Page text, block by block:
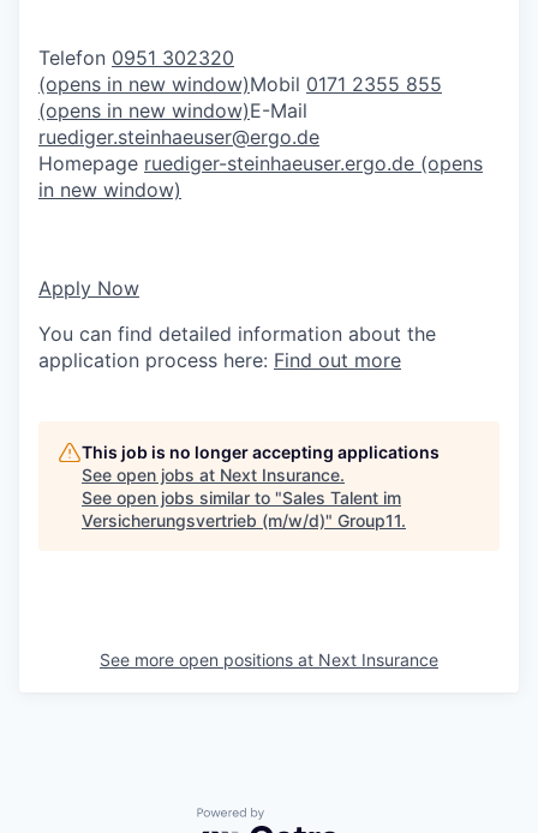
Telefon 0951 302320
(opens in new window)Mobil 0171 2355 855
(opens in new window)E-Mail
ruediger.steinhaeuser@ergo.de
Homepage ruediger-steinhaeuser.ergo.de (opens
in new window)
Apply Now
You can find detailed information about the
application process here: Find out more
This job is no longer accepting applications
See open jobs at Next Insurance.
See open jobs similar to "Sales Talent im
Versicherungsvertrieb (m/w/d)" Group11.
See more open positions at Next Insurance
Powered by Getro.com